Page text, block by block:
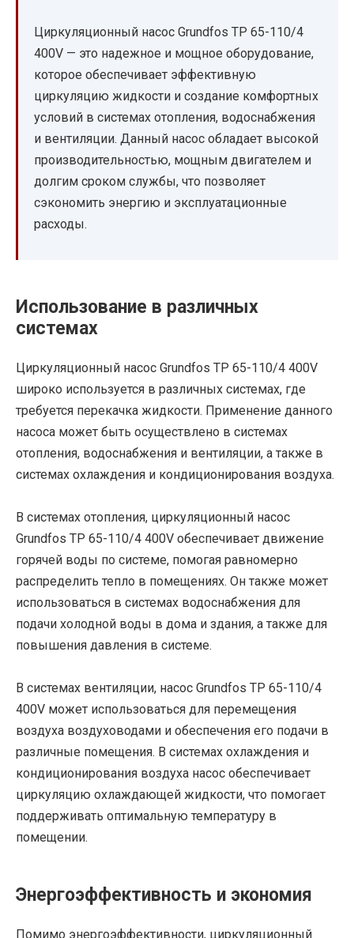
Циркуляционный насос Grundfos TP 65-110/4
400V — это надежное и мощное оборудование,
которое обеспечивает эффективную
циркуляцию жидкости и создание комфортных
условий в системах отопления, водоснабжения
и вентиляции. Данный насос обладает высокой
производительностью, мощным двигателем и
долгим сроком службы, что позволяет
сэкономить энергию и эксплуатационные
расходы.
Использование в различных
системах
Циркуляционный насос Grundfos TP 65-110/4 400V
широко используется в различных системах, где
требуется перекачка жидкости. Применение данного
насоса может быть осуществлено в системах
отопления, водоснабжения и вентиляции, а также в
системах охлаждения и кондиционирования воздуха.
В системах отопления, циркуляционный насос
Grundfos TP 65-110/4 400V обеспечивает движение
горячей воды по системе, помогая равномерно
распределить тепло в помещениях. Он также может
использоваться в системах водоснабжения для
подачи холодной воды в дома и здания, а также для
повышения давления в системе.
В системах вентиляции, насос Grundfos TP 65-110/4
400V может использоваться для перемещения
воздуха воздуховодами и обеспечения его подачи в
различные помещения. В системах охлаждения и
кондиционирования воздуха насос обеспечивает
циркуляцию охлаждающей жидкости, что помогает
поддерживать оптимальную температуру в
помещении.
Энергоэффективность и экономия
Помимо энергоэффективности, циркуляционный